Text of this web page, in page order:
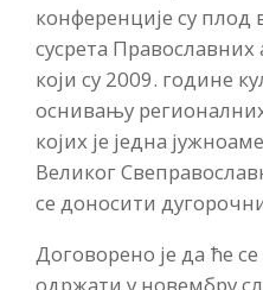
конференције су
сусрета
који су 2009. године
оснивању
којих је једна
Великог
се доносити
Договорено је да ће
одржати у новембру